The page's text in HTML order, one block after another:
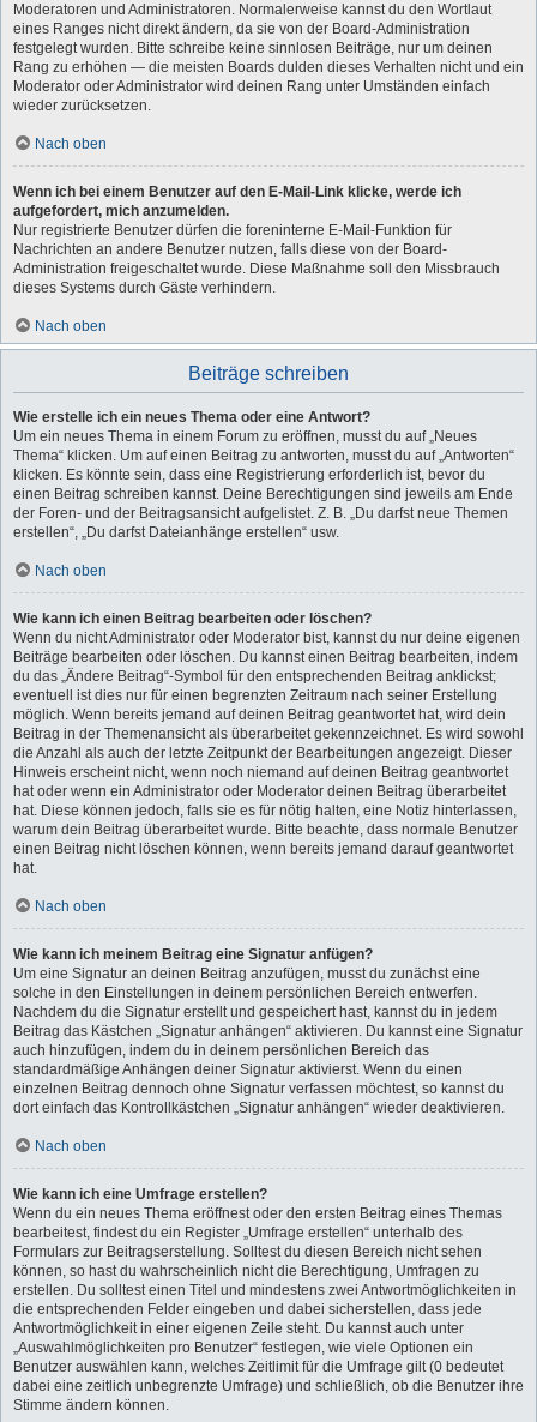
Moderatoren und Administratoren. Normalerweise kannst du den Wortlaut
eines Ranges nicht direkt ändern, da sie von der Board-Administration
festgelegt wurden. Bitte schreibe keine sinnlosen Beiträge, nur um deinen
Rang zu erhöhen — die meisten Boards dulden dieses Verhalten nicht und ein
Moderator oder Administrator wird deinen Rang unter Umständen einfach
wieder zurücksetzen.
Nach oben
Wenn ich bei einem Benutzer auf den E-Mail-Link klicke, werde ich
aufgefordert, mich anzumelden.
Nur registrierte Benutzer dürfen die foreninterne E-Mail-Funktion für
Nachrichten an andere Benutzer nutzen, falls diese von der Board-
Administration freigeschaltet wurde. Diese Maßnahme soll den Missbrauch
dieses Systems durch Gäste verhindern.
Nach oben
Beiträge schreiben
Wie erstelle ich ein neues Thema oder eine Antwort?
Um ein neues Thema in einem Forum zu eröffnen, musst du auf „Neues
Thema“ klicken. Um auf einen Beitrag zu antworten, musst du auf „Antworten“
klicken. Es könnte sein, dass eine Registrierung erforderlich ist, bevor du
einen Beitrag schreiben kannst. Deine Berechtigungen sind jeweils am Ende
der Foren- und der Beitragsansicht aufgelistet. Z. B. „Du darfst neue Themen
erstellen“, „Du darfst Dateianhänge erstellen“ usw.
Nach oben
Wie kann ich einen Beitrag bearbeiten oder löschen?
Wenn du nicht Administrator oder Moderator bist, kannst du nur deine eigenen
Beiträge bearbeiten oder löschen. Du kannst einen Beitrag bearbeiten, indem
du das „Ändere Beitrag“-Symbol für den entsprechenden Beitrag anklickst;
eventuell ist dies nur für einen begrenzten Zeitraum nach seiner Erstellung
möglich. Wenn bereits jemand auf deinen Beitrag geantwortet hat, wird dein
Beitrag in der Themenansicht als überarbeitet gekennzeichnet. Es wird sowohl
die Anzahl als auch der letzte Zeitpunkt der Bearbeitungen angezeigt. Dieser
Hinweis erscheint nicht, wenn noch niemand auf deinen Beitrag geantwortet
hat oder wenn ein Administrator oder Moderator deinen Beitrag überarbeitet
hat. Diese können jedoch, falls sie es für nötig halten, eine Notiz hinterlassen,
warum dein Beitrag überarbeitet wurde. Bitte beachte, dass normale Benutzer
einen Beitrag nicht löschen können, wenn bereits jemand darauf geantwortet
hat.
Nach oben
Wie kann ich meinem Beitrag eine Signatur anfügen?
Um eine Signatur an deinen Beitrag anzufügen, musst du zunächst eine
solche in den Einstellungen in deinem persönlichen Bereich entwerfen.
Nachdem du die Signatur erstellt und gespeichert hast, kannst du in jedem
Beitrag das Kästchen „Signatur anhängen“ aktivieren. Du kannst eine Signatur
auch hinzufügen, indem du in deinem persönlichen Bereich das
standardmäßige Anhängen deiner Signatur aktivierst. Wenn du einen
einzelnen Beitrag dennoch ohne Signatur verfassen möchtest, so kannst du
dort einfach das Kontrollkästchen „Signatur anhängen“ wieder deaktivieren.
Nach oben
Wie kann ich eine Umfrage erstellen?
Wenn du ein neues Thema eröffnest oder den ersten Beitrag eines Themas
bearbeitest, findest du ein Register „Umfrage erstellen“ unterhalb des
Formulars zur Beitragserstellung. Solltest du diesen Bereich nicht sehen
können, so hast du wahrscheinlich nicht die Berechtigung, Umfragen zu
erstellen. Du solltest einen Titel und mindestens zwei Antwortmöglichkeiten in
die entsprechenden Felder eingeben und dabei sicherstellen, dass jede
Antwortmöglichkeit in einer eigenen Zeile steht. Du kannst auch unter
„Auswahlmöglichkeiten pro Benutzer“ festlegen, wie viele Optionen ein
Benutzer auswählen kann, welches Zeitlimit für die Umfrage gilt (0 bedeutet
dabei eine zeitlich unbegrenzte Umfrage) und schließlich, ob die Benutzer ihre
Stimme ändern können.